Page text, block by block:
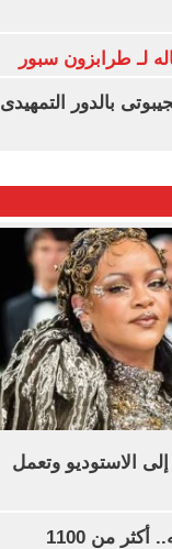
لـ طرابزون سبور
بالدور التمهيدى
الاستوديو وتعمل
رواتب تصل لـ 30 ألف جنيه.. أكثر من 1100